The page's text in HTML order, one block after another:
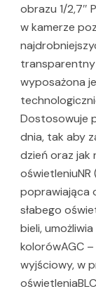
obrazu 1/2,7″
w kamerze
wyposażona
Dostosowuje
dnia, tak aby
dzień oraz jak
oświetleniuNR
poprawiająca
słabego
bieli,
kolorówAGC
wyjściowy, w